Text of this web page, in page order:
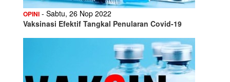
OPINI - Sabtu, 26 Nop 2022
Vaksinasi Efektif Tangkal Penularan Covid-19